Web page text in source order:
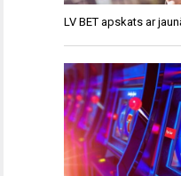
LV BET apskats ar